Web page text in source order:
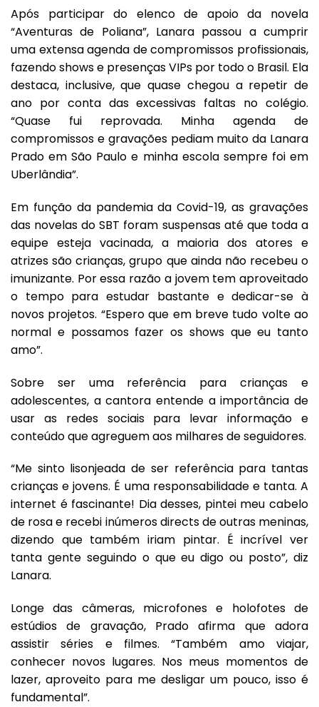
Após participar do elenco de apoio da novela
“Aventuras de Poliana”, Lanara passou a cumprir
uma extensa agenda de compromissos profissionais,
fazendo shows e presenças VIPs por todo o Brasil. Ela
destaca, inclusive, que quase chegou a repetir de
ano por conta das excessivas faltas no colégio.
“Quase fui reprovada. Minha agenda de
compromissos e gravações pediam muito da Lanara
Prado em São Paulo e minha escola sempre foi em
Uberlândia”.
Em função da pandemia da Covid-19, as gravações
das novelas do SBT foram suspensas até que toda a
equipe esteja vacinada, a maioria dos atores e
atrizes são crianças, grupo que ainda não recebeu o
imunizante. Por essa razão a jovem tem aproveitado
o tempo para estudar bastante e dedicar-se à
novos projetos. “Espero que em breve tudo volte ao
normal e possamos fazer os shows que eu tanto
amo”.
Sobre ser uma referência para crianças e
adolescentes, a cantora entende a importância de
usar as redes sociais para levar informação e
conteúdo que agreguem aos milhares de seguidores.
“Me sinto lisonjeada de ser referência para tantas
crianças e jovens. É uma responsabilidade e tanta. A
internet é fascinante! Dia desses, pintei meu cabelo
de rosa e recebi inúmeros directs de outras meninas,
dizendo que também iriam pintar. É incrível ver
tanta gente seguindo o que eu digo ou posto”, diz
Lanara.
Longe das câmeras, microfones e holofotes de
estúdios de gravação, Prado afirma que adora
assistir séries e filmes. “Também amo viajar,
conhecer novos lugares. Nos meus momentos de
lazer, aproveito para me desligar um pouco, isso é
fundamental”.